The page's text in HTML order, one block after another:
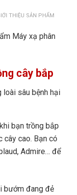
THIỆU SẢN PHẨM
Máy xạ phân
cây bắp
loài sâu bệnh hại
bạn trồng bắp
cây cao. Bạn có
Admire… để
bướm đang đẻ